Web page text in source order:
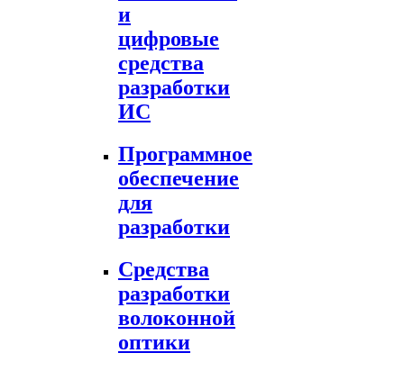
и
цифровые
средства
разработки
ИС
Программное
обеспечение
для
разработки
Средства
разработки
волоконной
оптики